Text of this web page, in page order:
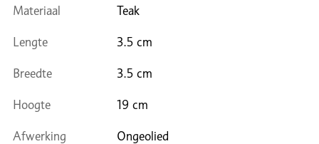
Materiaal Teak
Lengte 3.5 cm
Breedte 3.5 cm
Hoogte 19 cm
Afwerking Ongeolied